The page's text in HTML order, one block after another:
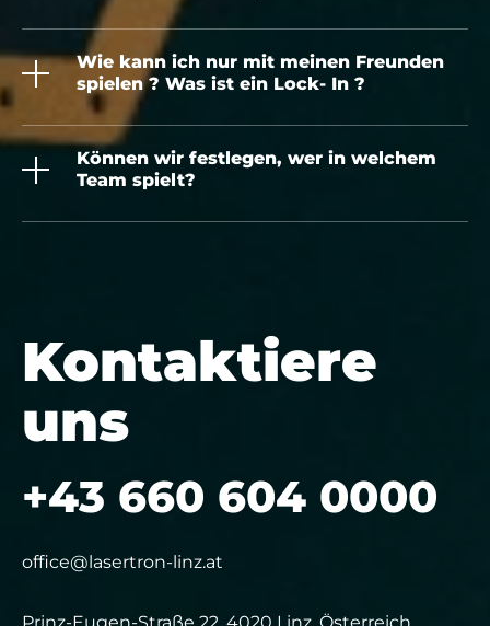
Wie kann ich nur mit meinen Freunden
spielen ? Was ist ein Lock- In ?
Können wir festlegen, wer in welchem
Team spielt?
Kontaktiere
uns
+43 660 604 0000
office@lasertron-linz.at